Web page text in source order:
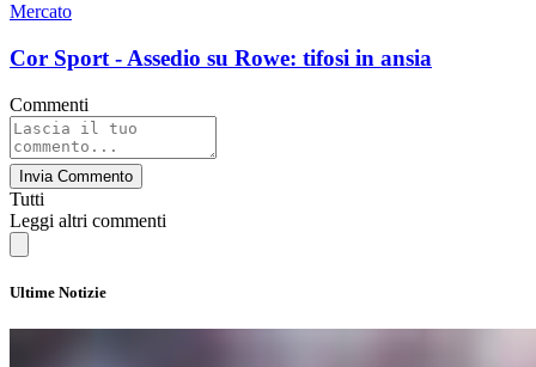
Mercato
Cor Sport - Assedio su Rowe: tifosi in ansia
Commenti
Invia Commento
Tutti
Leggi altri commenti
Ultime Notizie